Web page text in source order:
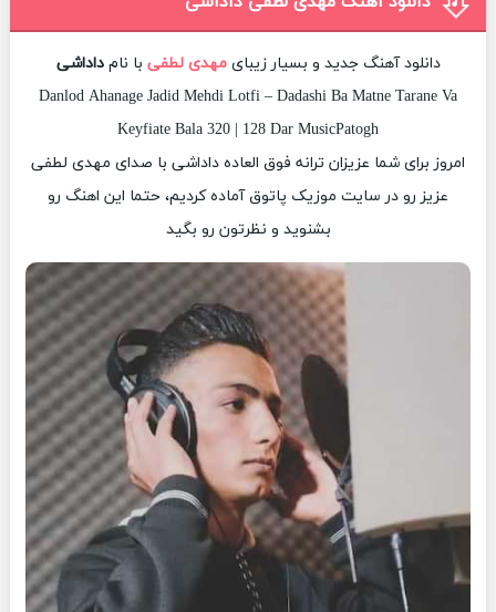
دانلود آهنگ جدید و بسیار زیبایمهدی لطفی با نامداداشی
Danlod Ahanage Jadid Mehdi Lotfi – Dadashi Ba Matne Tarane Va
Keyfiate Bala 320 | 128 Dar MusicPatogh
امروز برای شما عزیزان ترانه فوق العاده داداشی با صدای مهدی لطفی
عزیز رو در سایت موزیک پاتوق آماده کردیم، حتما این اهنگ رو
بشنوید و نظرتون رو بگید